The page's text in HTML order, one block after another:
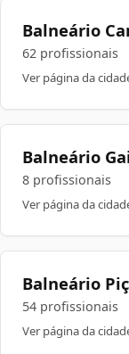
Balneário
62 profissionais
Ver página da
Balneário
8 profissionais
Ver página da
Balneário
54 profissionais
Ver página da